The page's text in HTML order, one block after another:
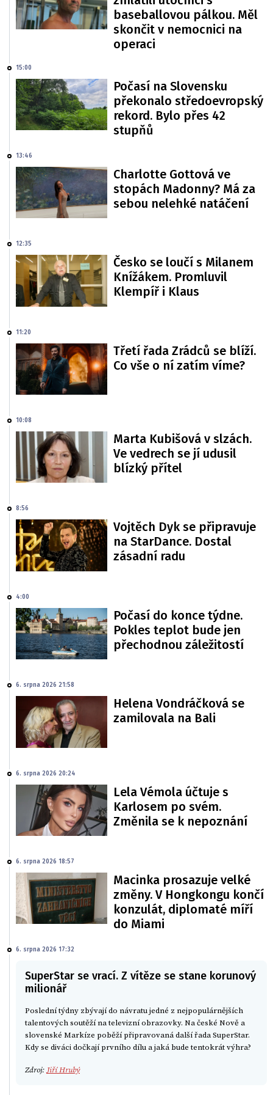
baseballovou pálkou. Měl
skončit v nemocnici na
operaci
15:00
Počasí na Slovensku
překonalo středoevropský
rekord. Bylo přes 42
stupňů
13:46
Charlotte Gottová ve
stopách Madonny? Má za
sebou nelehké natáčení
12:35
Česko se loučí s Milanem
Knížákem. Promluvil
Klempíř i Klaus
11:20
Třetí řada Zrádců se blíží.
Co vše o ní zatím víme?
10:08
Marta Kubišová v slzách.
Ve vedrech se jí udusil
blízký přítel
8:56
Vojtěch Dyk se připravuje
na StarDance. Dostal
zásadní radu
4:00
Počasí do konce týdne.
Pokles teplot bude jen
přechodnou záležitostí
6. srpna 2026 21:58
Helena Vondráčková se
zamilovala na Bali
6. srpna 2026 20:24
Lela Vémola účtuje s
Karlosem po svém.
Změnila se k nepoznání
6. srpna 2026 18:57
Macinka prosazuje velké
změny. V Hongkongu končí
konzulát, diplomaté míří
do Miami
6. srpna 2026 17:32
SuperStar se vrací. Z vítěze se stane korunový
milionář
Poslední týdny zbývají do návratu jedné z nejpopulárnějších
talentových soutěží na televizní obrazovky. Na české Nově a
slovenské Markíze poběží připravovaná další řada SuperStar.
Kdy se diváci dočkají prvního dílu a jaká bude tentokrát výhra?
Zdroj: Jiří Hrubý